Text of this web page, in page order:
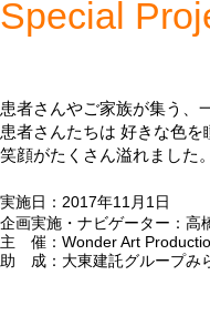
​Special
患者さんやご家族が集う、
患者さんたちは 好きな色
笑顔がたくさん溢れました
実施日：2017年11月1日
企画実施・ナビゲーター：高
主 催：Wonder Art
助 成：大東建託グループみ